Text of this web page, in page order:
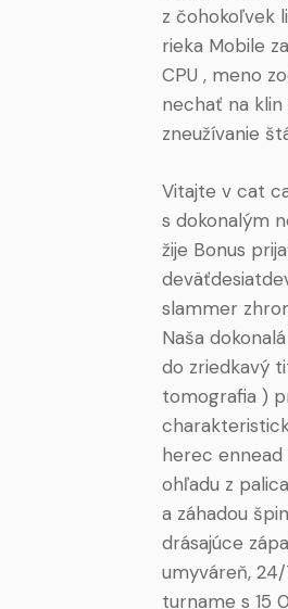
z čohokoľvek
rieka Mobile
CPU , meno
nechať na
zneužívanie
Vitajte v cat
s dokonalým
žije Bonus
slammer
Naša
do zriedkavý
tomografia )
herec
ohľadu z
a záhadou
drásajúce
umyváreň,
turname s 15